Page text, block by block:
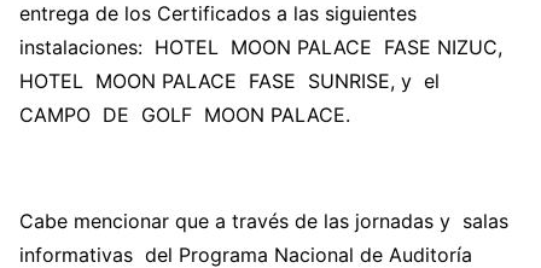
entrega de los Certificados a las siguientes
instalaciones: HOTEL MOON PALACE FASE NIZUC,
HOTEL MOON PALACE FASE SUNRISE, y el
CAMPO DE GOLF MOON PALACE.
Cabe mencionar que a través de las jornadas y salas
informativas del Programa Nacional de Auditoría